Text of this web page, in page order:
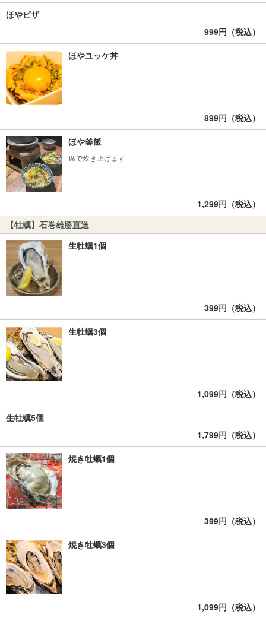
ほやピザ
999円（税込）
ほやユッケ丼
899円（税込）
ほや釜飯
席で炊き上げます
1,299円（税込）
【牡蠣】石巻雄勝直送
生牡蠣1個
399円（税込）
生牡蠣3個
1,099円（税込）
生牡蠣5個
1,799円（税込）
焼き牡蠣1個
399円（税込）
焼き牡蠣3個
1,099円（税込）